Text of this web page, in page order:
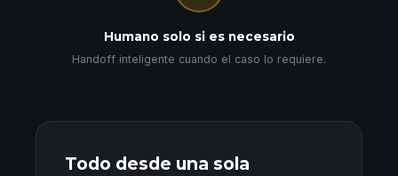
Humano solo si es necesario
Handoff inteligente cuando el caso lo requiere.
Todo desde una sola